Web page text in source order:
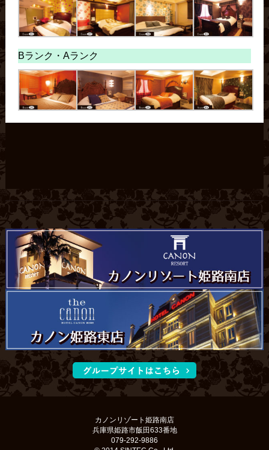
Bランク・Aランク
カノンリゾート姫路南店
兵庫県姫路市飯田633番地
079-292-9886